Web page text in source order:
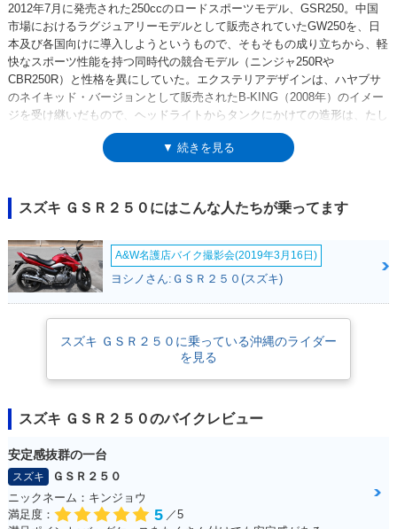
2012年7月に発売された250ccのロードスポーツモデル、GSR250。中国
市場におけるラグジュアリーモデルとして販売されていたGW250を、日
本及び各国向けに導入しようというもので、そもそもの成り立ちから、軽
快なスポーツ性能を持つ同時代の競合モデル（ニンジャ250Rや
CBR250R）と性格を異にしていた。エクステリアデザインは、ハヤブサ
のネイキッド・バージョンとして販売されたB-KING（2008年）のイメー
ジを受け継いだもので、ヘッドライトからタンクにかけての造形は、たし
かにあのハイパーモデルを思わせるものだった。248ccの水冷4スト並列2
気筒エンジンは、シリンダー内径（ボア）よりもピストンストロークが長
て、乗りやすさにつながっていた。2014年1月にはハーフカウル仕様の
「GSR250S」が、同年9月にはフルカウル仕様の「GSR250F」が追加さ
れ、2017年モデルをもって生産を終了した。2010年代の250ccスポーツモ
デル人気の中で、独自の立ち位置を持っていたモデルだったことは間違い
ない。なお、GSR250系のエンジンは、2017年発売のフルカウルスポー
ツ、GSX250Rに受け継がれた。※GSR250は、米国と中国ではGW250と
▼ 続きを見る
スズキ ＧＳＲ２５０にはこんな人たちが乗ってます
A&W名護店バイク撮影会(2019年3月16日)
ヨシノさん:ＧＳＲ２５０(スズキ)
スズキ ＧＳＲ２５０に乗っている沖縄のライダー
を見る
スズキ ＧＳＲ２５０のバイクレビュー
安定感抜群の一台
スズキ
ＧＳＲ２５０
ニックネーム：キンジョウ
満足度：
5 ／5